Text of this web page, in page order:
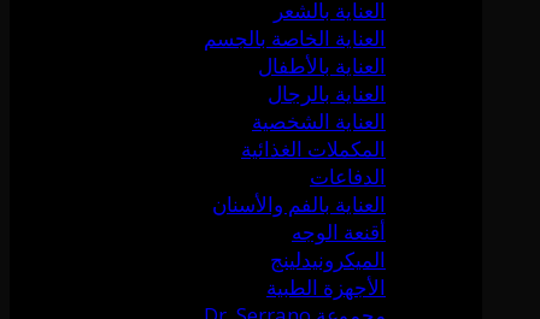
العناية بالشعر
العناية الخاصة بالجسم
العناية بالأطفال
العناية بالرجال
العناية الشخصية
المكملات الغذائية
الدفاعات
العناية بالفم والأسنان
أقنعة الوجه
الميكرونيدلينج
الأجهزة الطبية